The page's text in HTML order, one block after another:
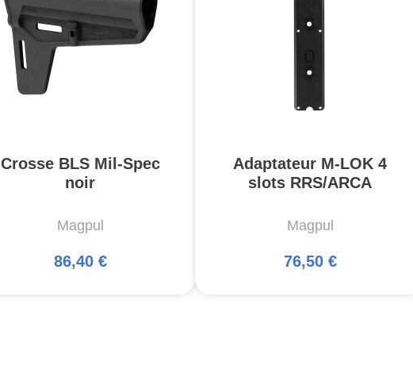
Crosse BLS Mil-Spec
noir
Magpul
86,40 €
Adaptateur M-LOK 4
slots RRS/ARCA
Magpul
76,50 €